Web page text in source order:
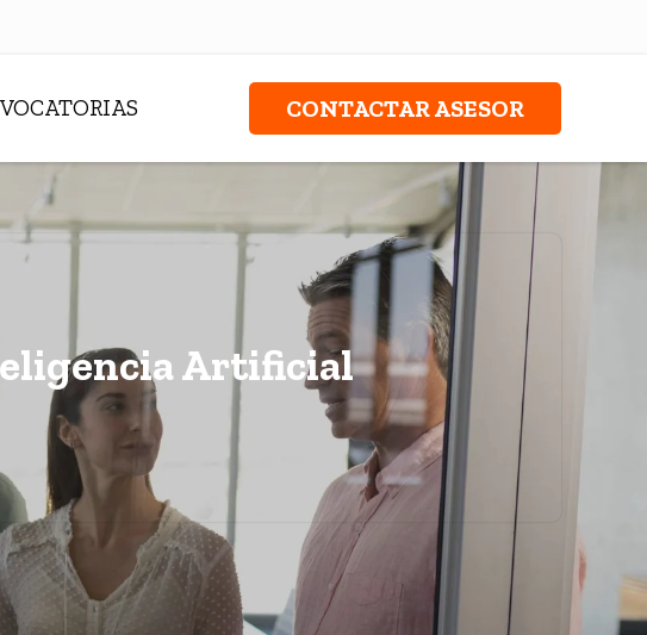
CONTACTAR ASESOR
Artificial